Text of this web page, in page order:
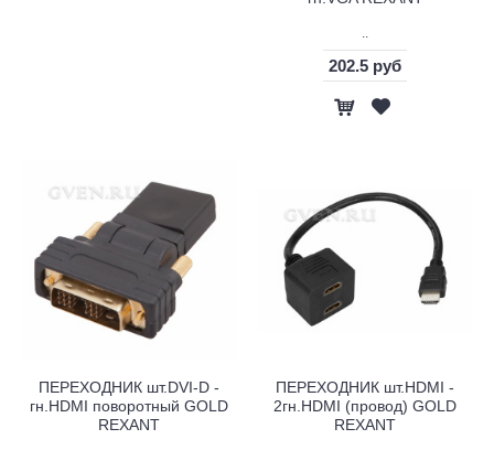
..
202.5 руб
ПЕРЕХОДНИК шт.DVI-D -
гн.HDMI поворотный GOLD
REXANT
ПЕРЕХОДНИК шт.HDMI -
2гн.HDMI (провод) GOLD
REXANT